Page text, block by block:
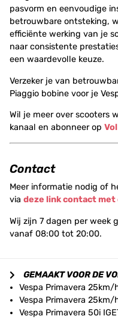
pasvorm en eenvoudige
betrouwbare ontsteking,
efficiënte werking van je
naar consistente
een waardevolle keuze.
Verzeker je van
Piaggio bobine voor je
Wil je meer over scooters
kanaal en abonneer op
Contact
Meer informatie nodig of
via deze link contact met
Wij zijn 7 dagen per week
vanaf 08:00 tot 20:00.
GEMAAKT VOOR DE
Vespa Primavera 25km/
Vespa Primavera 25km/
Vespa Primavera 50i